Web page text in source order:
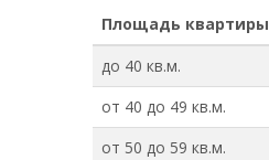
Площадь квартиры
до 40 кв.м.
от 40 до 49 кв.м.
от 50 до 59 кв.м.